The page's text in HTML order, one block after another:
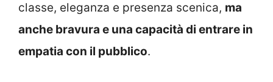
classe, eleganza e presenza scenica, ma
anche bravura e una capacità di entrare in
empatia con il pubblico.